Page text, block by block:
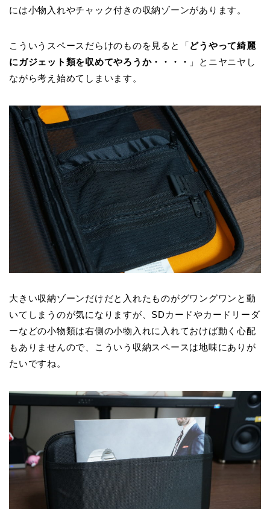
には小物入れやチャック付きの収納ゾーンがあります。
こういうスペースだらけのものを見ると「どうやって綺麗
にガジェット類を収めてやろうか・・・・ 」とニヤニヤし
ながら考え始めてしまいます。
大きい収納ゾーンだけだと入れたものがグワングワンと動
いてしまうのが気になりますが、SDカードやカードリーダ
ーなどの小物類は右側の小物入れに入れておけば動く心配
もありませんので、こういう収納スペースは地味にありが
たいですね。